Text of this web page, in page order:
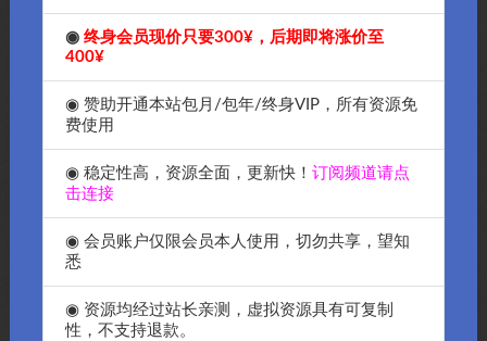
OK源码中国2024年最新7b2的
wordpress主题破解授权版
B2Pro-4.3.8版本
OK源码中国2024年最新7b2的
wordpress主题破解授权版
OK源码中国强推2024年最新
7b2的wordpress主题破解授权
◉终身会员现价只要300¥，后期即将涨价至
400¥
◉ 赞助开通本站包月/包年/终身VIP，所有资源免
费使用
◉ 稳定性高，资源全面，更新快！订阅频道请点
击连接
◉ 会员账户仅限会员本人使用，切勿共享，望知
悉
◉ 资源均经过站长亲测，虚拟资源具有可复制
性，不支持退款。